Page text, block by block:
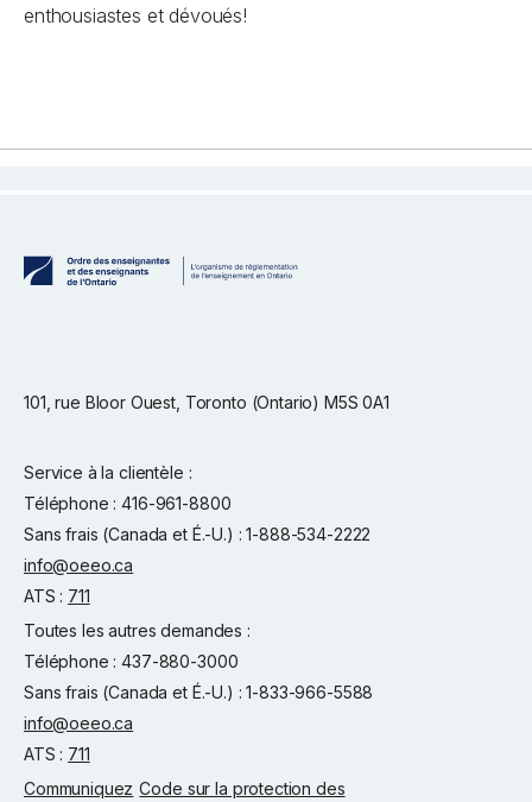
enthousiastes et dévoués!
101, rue Bloor Ouest, Toronto (Ontario) M5S 0A1
Service à la clientèle :
Téléphone : 416-961-8800
Sans frais (Canada et É.-U.) : 1-888-534-2222
info@oeeo.ca
ATS : 711
Toutes les autres demandes :
Téléphone : 437-880-3000
Sans frais (Canada et É.-U.) : 1-833-966-5588
info@oeeo.ca
ATS : 711
Communiquez Code sur la protection des